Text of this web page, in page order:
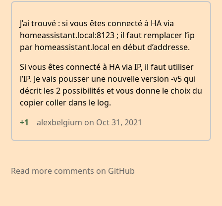
J’ai trouvé : si vous êtes connecté à HA via
homeassistant.local:8123 ; il faut remplacer l’ip
par homeassistant.local en début d’addresse.
Si vous êtes connecté à HA via IP, il faut utiliser
l’IP. Je vais pousser une nouvelle version -v5 qui
décrit les 2 possibilités et vous donne le choix du
copier coller dans le log.
+1
alexbelgium on Oct 31, 2021
Read more comments on GitHub